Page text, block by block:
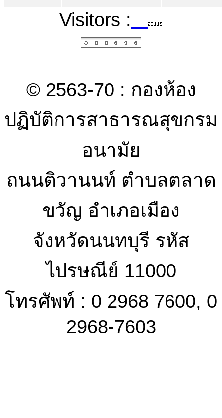
Visitors :
© 2563-70 : กองห้อง
ปฏิบัติการสาธารณสุขกรม
อนามัย
ถนนติวานนท์ ตำบลตลาด
ขวัญ อำเภอเมือง
จังหวัดนนทบุรี รหัส
ไปรษณีย์ 11000
โทรศัพท์ : 0 2968 7600, 0
2968-7603